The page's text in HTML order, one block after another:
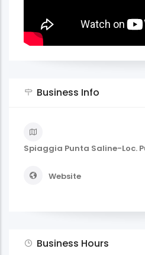
Business Info
Spiaggia Punta Saline-Loc.
Website
Business Hours